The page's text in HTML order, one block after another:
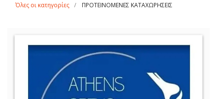
Όλες οι κατηγορίες ΠΡΟΤΕΙΝΟΜΕΝΕΣ ΚΑΤΑΧΩΡΗΣΕΙΣ